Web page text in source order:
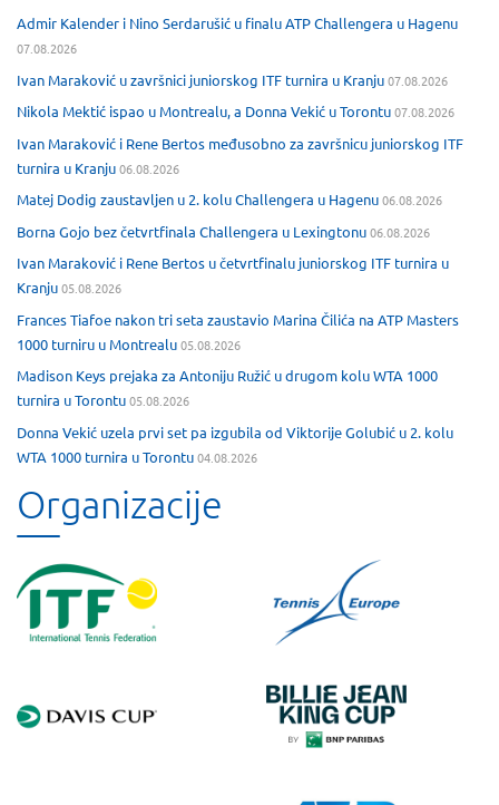
Admir Kalender i Nino Serdarušić u finalu ATP Challengera u Hagenu
07.08.2026
Ivan Maraković u završnici juniorskog ITF turnira u Kranju07.08.2026
Nikola Mektić ispao u Montrealu, a Donna Vekić u Torontu07.08.2026
Ivan Maraković i Rene Bertos međusobno za završnicu juniorskog ITF
turnira u Kranju06.08.2026
Matej Dodig zaustavljen u 2. kolu Challengera u Hagenu06.08.2026
Borna Gojo bez četvrtfinala Challengera u Lexingtonu06.08.2026
Ivan Maraković i Rene Bertos u četvrtfinalu juniorskog ITF turnira u
Kranju05.08.2026
Frances Tiafoe nakon tri seta zaustavio Marina Čilića na ATP Masters
1000 turniru u Montrealu05.08.2026
Madison Keys prejaka za Antoniju Ružić u drugom kolu WTA 1000
turnira u Torontu05.08.2026
Donna Vekić uzela prvi set pa izgubila od Viktorije Golubić u 2. kolu
WTA 1000 turnira u Torontu04.08.2026
Organizacije